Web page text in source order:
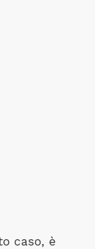
caso, è